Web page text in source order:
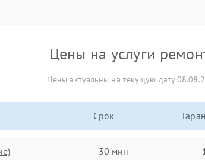
Цены на услуги
Цены актуальны на текущую дату
Срок
30 мин